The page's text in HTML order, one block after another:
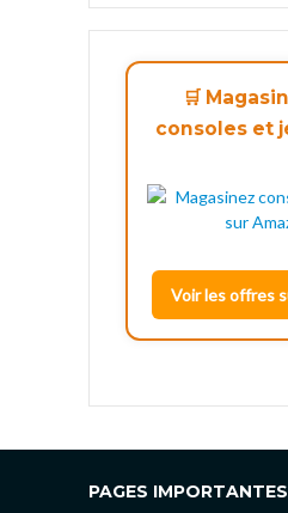
🛒
consoles et
Voir les offres
PAGES IMPORTANTES